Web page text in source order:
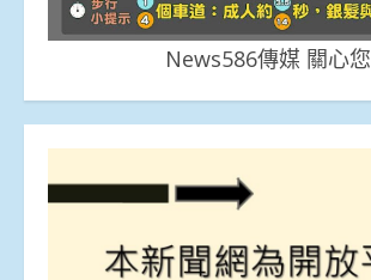
News586傳媒 關心您